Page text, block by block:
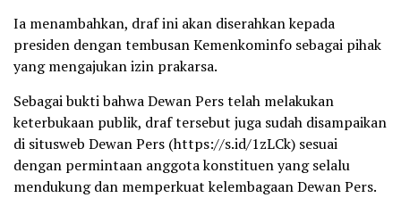
Ia menambahkan, draf ini akan diserahkan kepada
presiden dengan tembusan Kemenkominfo sebagai pihak
yang mengajukan izin prakarsa.
Sebagai bukti bahwa Dewan Pers telah melakukan
keterbukaan publik, draf tersebut juga sudah disampaikan
di situsweb Dewan Pers (https://s.id/1zLCk) sesuai
dengan permintaan anggota konstituen yang selalu
mendukung dan memperkuat kelembagaan Dewan Pers.